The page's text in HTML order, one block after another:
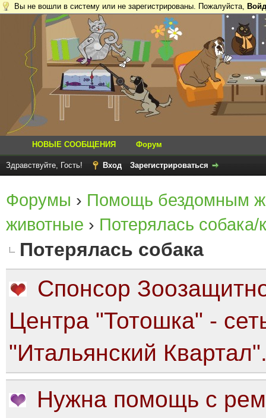
Вы не вошли в систему или не зарегистрированы. Пожалуйста,
НОВЫЕ СООБЩЕНИЯ Форум
Здравствуйте, Гость! Вход Зарегистрироваться
Форумы › Помощь бездомным
животные › Потерялась собака/
Потерялась собака
Спонсор
Центра "Тотошка" -
"Итальянский
Нужна помощь с